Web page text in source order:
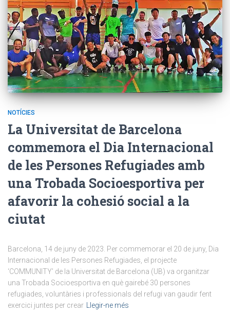
NOTÍCIES
La Universitat de Barcelona
commemora el Dia Internacional
de les Persones Refugiades amb
una Trobada Socioesportiva per
afavorir la cohesió social a la
ciutat
Barcelona, 14 de juny de 2023. Per commemorar el 20 de juny, Dia
Internacional de les Persones Refugiades, el projecte
‘COMMUNITY’ de la Universitat de Barcelona (UB) va organitzar
una Trobada Socioesportiva en què gairebé 30 persones
refugiades, voluntàries i professionals del refugi van gaudir fent
exercici juntes per crear
Llegir-ne més